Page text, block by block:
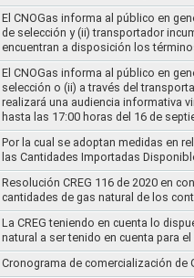
El CNOGas informa al público en
de selección y (ii) transportador
encuentran a disposición los
El CNOGas informa al público en
selección o (ii) a través del
realizará una audiencia informativa
hasta las 17:00 horas del 16 de
Por la cual se adoptan medidas en
las Cantidades Importadas
Resolución CREG 116 de 2020 en
cantidades de gas natural de los
La CREG teniendo en cuenta lo
natural a ser tenido en cuenta para
Cronograma de comercialización de